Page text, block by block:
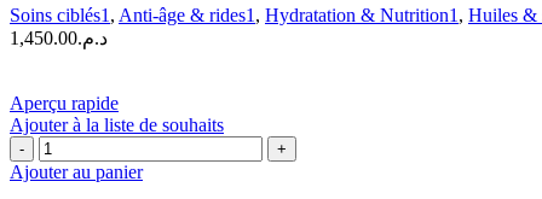
Le
Sérum
ml
Soins ciblés1 , Anti-âge & rides1 , Hydratation & Nutrition1 , Huiles &
د.م.1,450.00
Aperçu rapide
Ajouter à la liste de souhaits
quantité
de
Ajouter au panier